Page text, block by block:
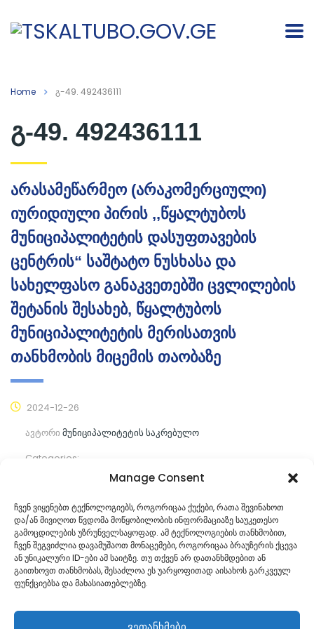
Manage Consent
ჩვენ ვიყენებთ ტექნოლოგიებს, როგორიცაა ქუქები, რათა შევინახოთ
და/ან მივიღოთ წვდომა მოწყობილობის ინფორმაციაზე საუკეთესო
გამოცდილების უზრუნველსაყოფად. ამ ტექნოლოგიების თანხმობით,
ჩვენ შეგვიძლია დავამუშაოთ მონაცემები, როგორიცაა ბრაუზერის ქცევა
ან უნიკალური ID-ები ამ საიტზე. თუ თქვენ არ დათანხმდებით ან
გაითხოვთ თანხმობას, შესაძლოა ეს უარყოფითად აისახოს გარკვეულ
ფუნქციებსა და მახასიათებლებზე.
Home გ-49. 492436111
გ-49. 492436111
არასამეწარმეო (არაკომერციული)
იურიდიული პირის ,,წყალტუბოს
მუნიციპალიტეტის დასუფთავების
ცენტრის“ საშტატო ნუსხასა და
სახელფასო განაკვეთებში ცვლილების
შეტანის შესახებ, წყალტუბოს
მუნიციპალიტეტის მერისათვის
თანხმობის მიცემის თაობაზე
2024-12-26
ავტორი მუნიციპალიტეტის საკრებულო
Categories:
კომენტარები ჯერ არ არის
ᲒᲐᲜᲐᲒᲠᲫᲔ ᲙᲘᲗᲮᲕᲐ